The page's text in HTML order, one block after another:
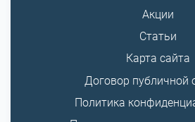
Акции
Статьи
Карта сайта
Договор публичной
Политика